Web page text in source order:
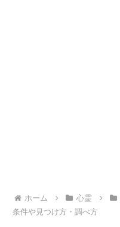
ホーム 心霊
条件や見つけ方・調べ方